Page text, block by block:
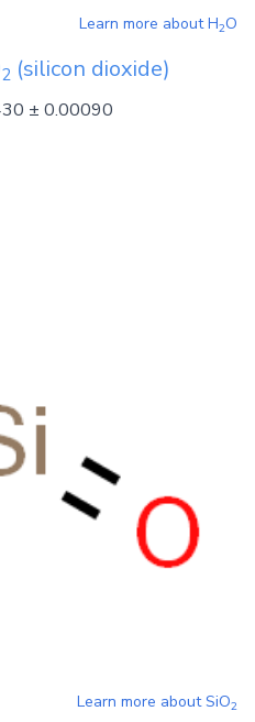
Learn more aboutH2O
2 (silicon dioxide)
± 0.00090
Learn more aboutSiO2